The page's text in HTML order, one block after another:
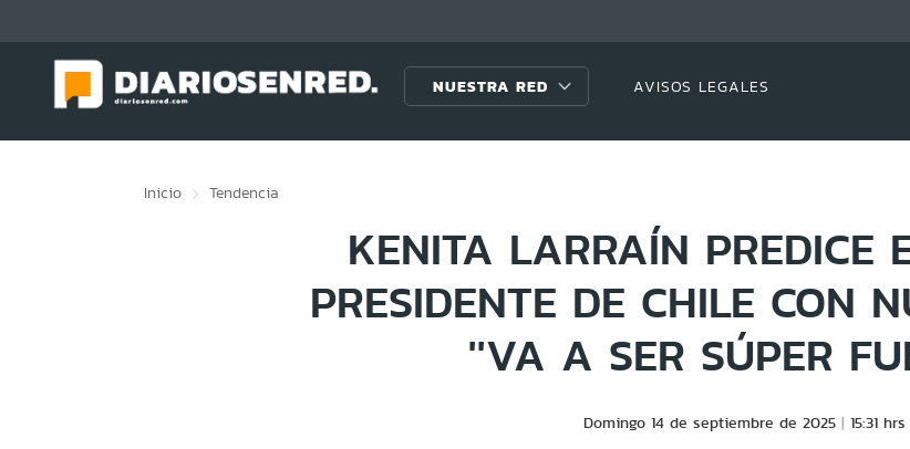
NUESTRA RED AVISOS LEGALES
Inicio Tendencia
KENITA LARRAÍN PREDICE
PRESIDENTE DE CHILE CON
''VA A SER SÚPER
Domingo 14 de septiembre de 2025 15:31 hrs